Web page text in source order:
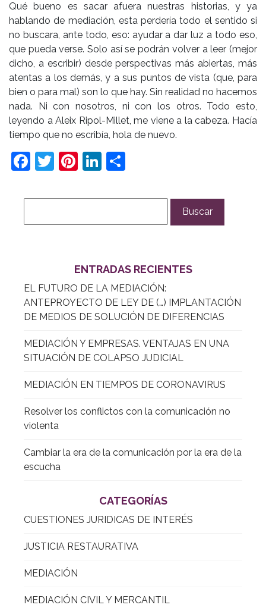
Qué bueno es sacar afuera nuestras historias, y ya
hablando de mediación, esta perdería todo el sentido si
no buscara, ante todo, eso: ayudar a dar luz a todo eso,
que pueda verse. Solo así se podrán volver a leer (mejor
dicho, a escribir) desde perspectivas más abiertas, más
atentas a los demás, y a sus puntos de vista (que, para
bien o para mal) son lo que hay. Sin realidad no hacemos
nada. Ni con nosotros, ni con los otros. Todo esto,
leyendo a Aleix Ripol-Millet, me viene a la cabeza. Hacía
tiempo que no escribía, hola de nuevo.
Facebook
Twitter
Pinterest
LinkedIn
ENTRADAS RECIENTES
EL FUTURO DE LA MEDIACIÓN:
ANTEPROYECTO DE LEY DE (…) IMPLANTACIÓN
DE MEDIOS DE SOLUCIÓN DE DIFERENCIAS
MEDIACIÓN Y EMPRESAS. VENTAJAS EN UNA
SITUACIÓN DE COLAPSO JUDICIAL
MEDIACIÓN EN TIEMPOS DE CORONAVIRUS
Resolver los conflictos con la comunicación no
violenta
Cambiar la era de la comunicación por la era de la
escucha
CATEGORÍAS
CUESTIONES JURIDICAS DE INTERÉS
JUSTICIA RESTAURATIVA
MEDIACIÓN
MEDIACIÓN CIVIL Y MERCANTIL